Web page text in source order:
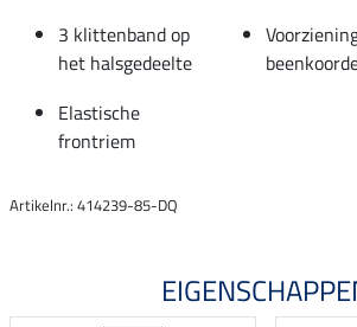
3 klittenband op
het halsgedeelte
Elastische
frontriem
Artikelnr.: 414239-85-DQ